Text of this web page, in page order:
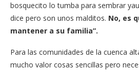
bosquecito lo tumba para sembrar
dice pero son unos malditos. No, es
mantener a su familia”.
Para las comunidades de la cuenca
mucho valor cosas sencillas pero